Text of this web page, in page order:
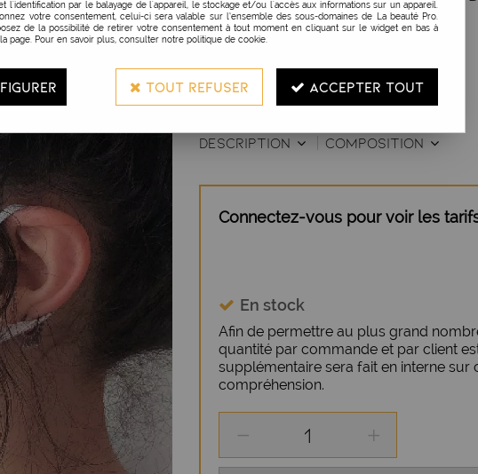
Réf. :122662
Vendu à l'unité.
DESCRIPTION COMPOSITION
Connectez-vous pour voir les
En stock
Afin de permettre au plus grand
quantité par commande et par client
supplémentaire sera fait en interne
compréhension.
l'identification par le balayage de l'appareil, le stockage et/ou l'accès aux informations sur un appareil.
votre consentement, celui-ci sera valable sur l’ensemble des sous-domaines de La beauté Pro.
de la possibilité de retirer votre consentement à tout moment en cliquant sur le widget en bas à
page. Pour en savoir plus, consulter notre politique de cookie.
TOUT REFUSER ACCEPTER TOUT